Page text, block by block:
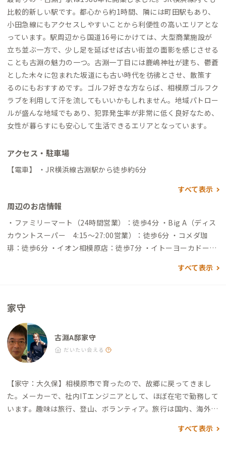
比較的新しい駅です。都心から約1時間、隣には町田駅もあり、
小田急線にもアクセスしやすいことから利便性の高いエリアとな
っています。駅周辺から国道16号にかけては、大型商業施設が
立ち並ぶ一方で、少し足を延ばせば古い街並の面影を感じさせる
ことも古淵の魅力の一つ。古淵一丁目には鹿嶋神社が建ち、鬱蒼
とした木々に包まれた坂道にも古い時代を彷彿とさせ、散策す
るのにもおすすめです。ゴルフ好きな方ならば、相模原ゴルフク
ラブを利用して汗を流してもいいかもしれません。地域パトロー
ルが盛んな地域でもあり、犯罪発生率が非常に低く良好なため、
女性が暮らすにも安心して生活できるエリアとなっています。
アクセス・駐車場
【電車】 ・JR横浜線古淵駅から徒歩約6分
すべて表示
周辺のお店情報
・ファミリーマート（24時間営業）：徒歩4分 ・Big A（ディス
カウントスーパー 4:15〜27:00営業）：徒歩6分 ・コメダ珈
琲：徒歩6分 ・イオン相模原店：徒歩7分 ・イトーヨーカドー古
・鹿嶋神社：徒歩8分 ・相模原ゴルフクラブ：徒歩30分 ・薬師
分
すべて表示
家守
古淵A邸家守
だいたい会える
【家守：大久保】 相模原市で育ったので、故郷に戻ってきまし
た。 メーカーで、社内ITエンジニアとして、ほぼ在宅で勤務して
います。 趣味は旅行、登山、ボランティア。 旅行は国内、海外と
登山は最近あまり行けていません
すべて表示